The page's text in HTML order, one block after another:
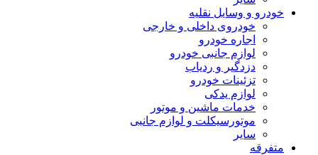
خودرو و وسایل نقلیه
خودروی داخلی و خارجی
اجاره خودرو
لوازم جانبی خودرو
دزدگیر و ردیاب
تزئینات خودرو
لوازم یدکی
خدمات ماشین و موتور
موتورسیکلت و لوازم جانبی
سایر
متفرقه